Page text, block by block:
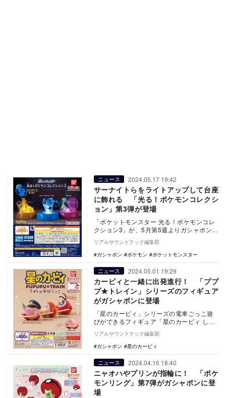
ニュース 2024.05.17 19:42
サーナイトらをライトアップして台座
に飾れる 「光る！ポケモンコレクシ
ョン」第3弾が登場
「ポケットモンスター 光る！ポケモンコレ
クション3」が、5月第5週よりガシャポンに
リアルサウンドテック編集部
ガシャポン
ポケモン ポケットモンスター
ニュース 2024.05.01 19:29
カービィと一緒に出発進行！ 「ププ
プ★トレイン」シリーズのフィギュア
がガシャポンに登場
「星のカービィ」シリーズの電車ごっこ遊
びができるフィギュア「星のカービィ しゅ
しゅぽぽごっこ～プププ☆トレイン～」
が、5月第3週…
リアルサウンドテック編集部
ガシャポン
星のカービィ
ニュース 2024.04.16 18:40
ニャオハやプリンが指輪に！ 「ポケ
モンリング」第7弾がガシャポンに登
場